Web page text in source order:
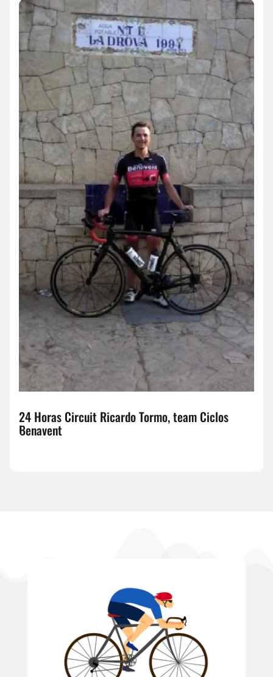
24 Horas Circuit Ricardo Tormo, team Ciclos
Benavent